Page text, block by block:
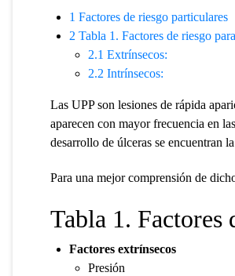
1 Factores de riesgo particulares
2 Tabla 1. Factores de riesgo
2.1 Extrínsecos:
2.2 Intrínsecos:
Las UPP son lesiones de rápida
aparecen con mayor frecuencia en
desarrollo de úlceras se encuentran
Para una mejor comprensión de
Tabla 1. Factores
Factores extrínsecos
Presión